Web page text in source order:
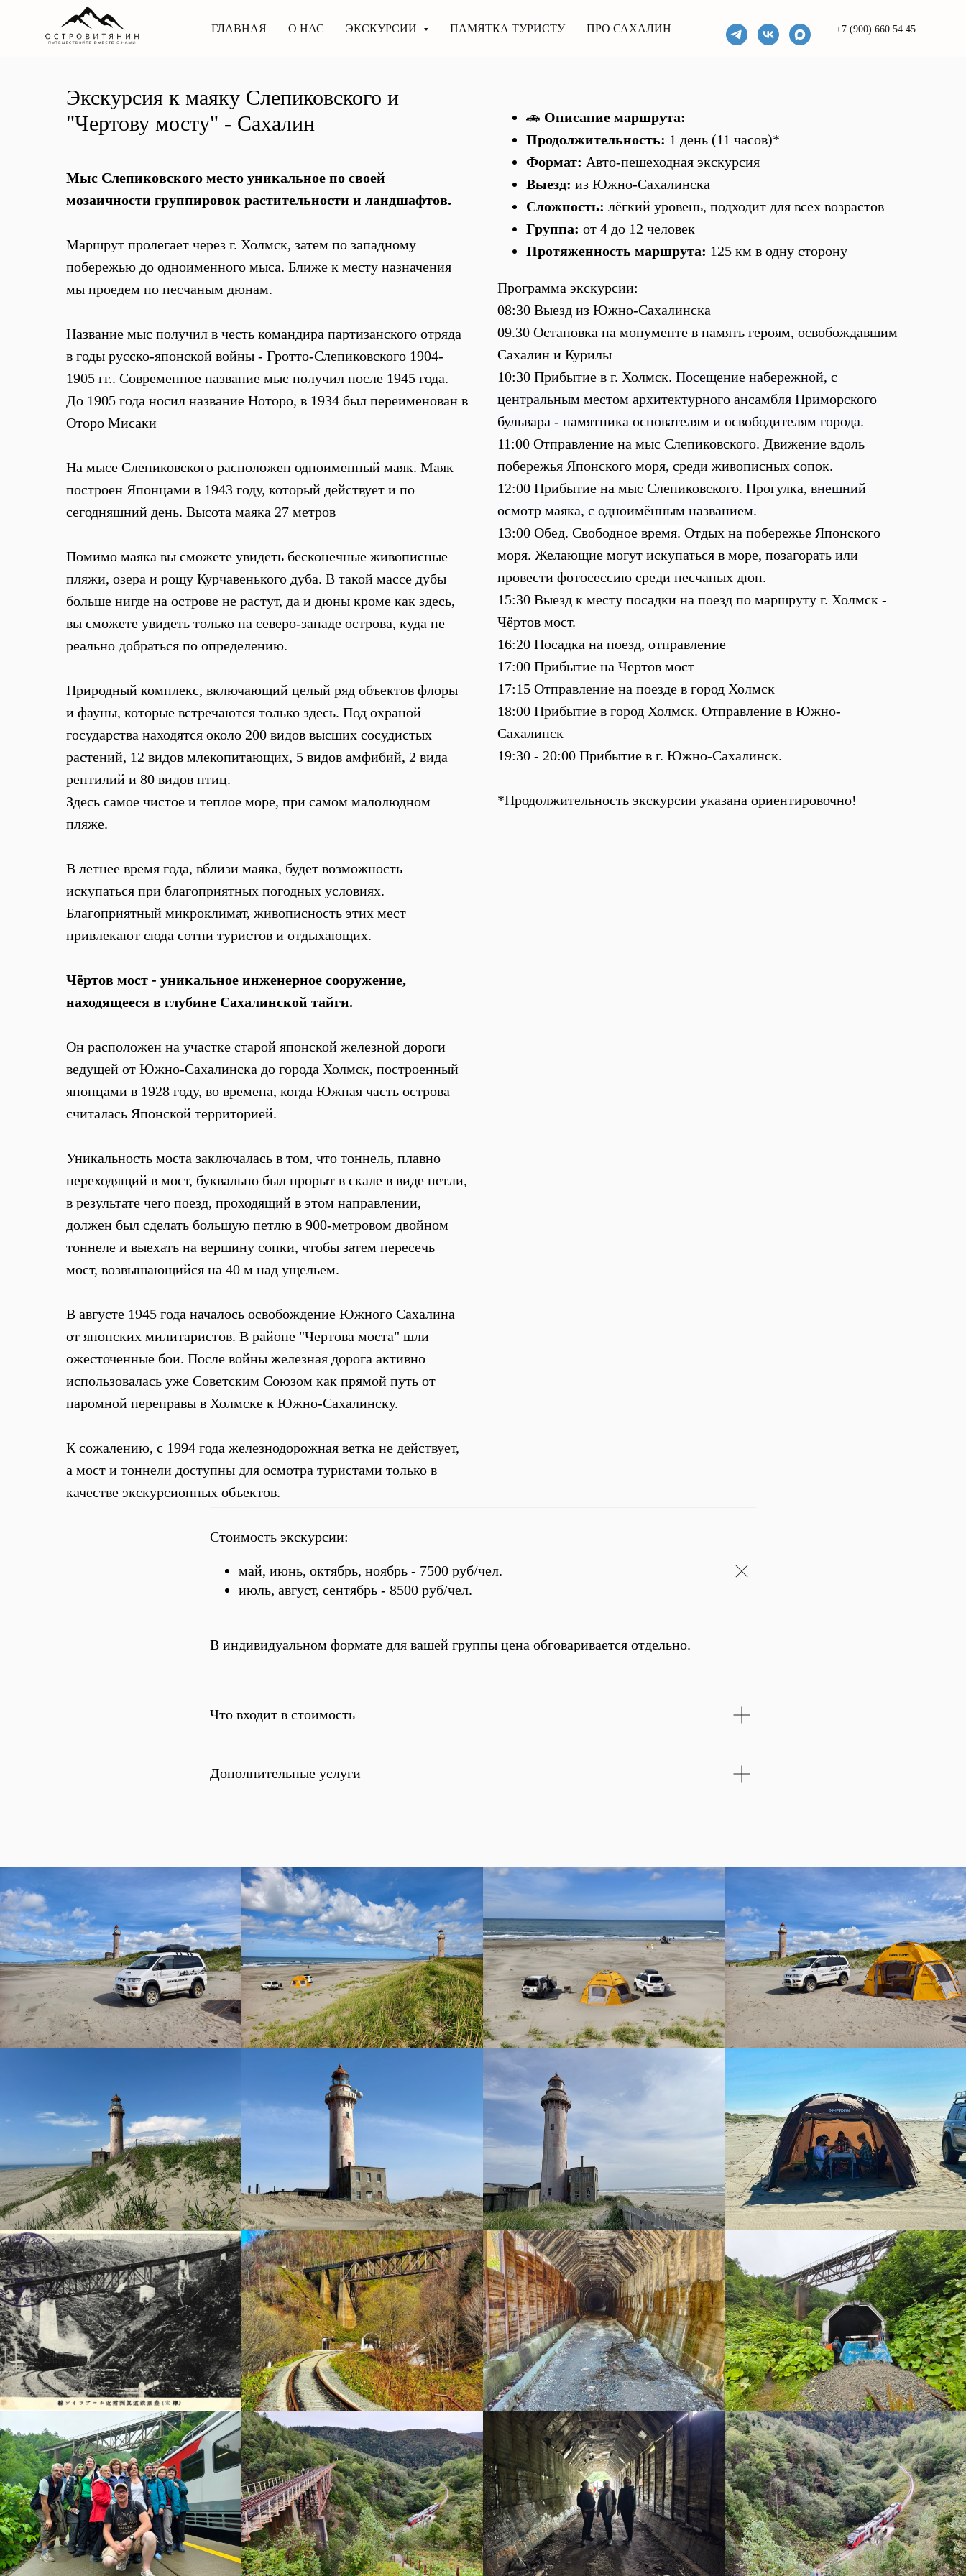
ГЛАВНАЯ О НАС ЭКСКУРСИИ ПАМЯТКА ТУРИСТУ ПРО САХАЛИН +7 (900) 660 54 45
Экскурсия к маяку Слепиковского и
"Чертову мосту" - Сахалин
Мыс Слепиковского место уникальное по своей
мозаичности группировок растительности и ландшафтов.
Маршрут пролегает через г. Холмск, затем по западному
побережью до одноименного мыса. Ближе к месту назначения
мы проедем по песчаным дюнам.
Название мыс получил в честь командира партизанского отряда
в годы русско-японской войны - Гротто-Слепиковского 1904-
1905 гг.. Современное название мыс получил после 1945 года.
До 1905 года носил название Ноторо, в 1934 был переименован в
Оторо Мисаки
На мысе Слепиковского расположен одноименный маяк. Маяк
построен Японцами в 1943 году, который действует и по
сегодняшний день. Высота маяка 27 метров
Помимо маяка вы сможете увидеть бесконечные живописные
пляжи, озера и рощу Курчавенького дуба. В такой массе дубы
больше нигде на острове не растут, да и дюны кроме как здесь,
вы сможете увидеть только на северо-западе острова, куда не
реально добраться по определению.
Природный комплекс, включающий целый ряд объектов флоры
и фауны, которые встречаются только здесь. Под охраной
государства находятся около 200 видов высших сосудистых
растений, 12 видов млекопитающих, 5 видов амфибий, 2 вида
рептилий и 80 видов птиц.
Здесь самое чистое и теплое море, при самом малолюдном
пляже.
В летнее время года, вблизи маяка, будет возможность
искупаться при благоприятных погодных условиях.
Благоприятный микроклимат, живописность этих мест
привлекают сюда сотни туристов и отдыхающих.
Чёртов мост - уникальное инженерное сооружение,
находящееся в глубине Сахалинской тайги.
Он расположен на участке старой японской железной дороги
ведущей от Южно-Сахалинска до города Холмск, построенный
японцами в 1928 году, во времена, когда Южная часть острова
считалась Японской территорией.
Уникальность моста заключалась в том, что тоннель, плавно
переходящий в мост, буквально был прорыт в скале в виде петли,
в результате чего поезд, проходящий в этом направлении,
должен был сделать большую петлю в 900-метровом двойном
тоннеле и выехать на вершину сопки, чтобы затем пересечь
мост, возвышающийся на 40 м над ущельем.
В августе 1945 года началось освобождение Южного Сахалина
от японских милитаристов. В районе "Чертова моста" шли
ожесточенные бои. После войны железная дорога активно
использовалась уже Советским Союзом как прямой путь от
паромной переправы в Холмске к Южно-Сахалинску.
К сожалению, с 1994 года железнодорожная ветка не действует,
а мост и тоннели доступны для осмотра туристами только в
качестве экскурсионных объектов.
🚗 Описание маршрута:
Продолжительность: 1 день (11 часов)*
Формат: Авто-пешеходная экскурсия
Выезд: из Южно-Сахалинска
Сложность: лёгкий уровень, подходит для всех возрастов
Группа: от 4 до 12 человек
Протяженность маршрута: 125 км в одну сторону
Программа экскурсии:
08:30 Выезд из Южно-Сахалинска
09.30 Остановка на монументе в память героям, освобождавшим
Сахалин и Курилы
10:30 Прибытие в г. Холмск. Посещение набережной, с
центральным местом архитектурного ансамбля Приморского
бульвара - памятника основателям и освободителям города.
11:00 Отправление на мыс Слепиковского. Движение вдоль
побережья Японского моря, среди живописных сопок.
12:00 Прибытие на мыс Слепиковского. Прогулка, внешний
осмотр маяка, с одноимённым названием.
13:00 Обед. Свободное время. Отдых на побережье Японского
моря. Желающие могут искупаться в море, позагорать или
провести фотосессию среди песчаных дюн.
15:30 Выезд к месту посадки на поезд по маршруту г. Холмск -
Чёртов мост.
16:20 Посадка на поезд, отправление
17:00 Прибытие на Чертов мост
17:15 Отправление на поезде в город Холмск
18:00 Прибытие в город Холмск. Отправление в Южно-
Сахалинск
19:30 - 20:00 Прибытие в г. Южно-Сахалинск.
*Продолжительность экскурсии указана ориентировочно!
Стоимость экскурсии:
май, июнь, октябрь, ноябрь - 7500 руб/чел.
июль, август, сентябрь - 8500 руб/чел.
В индивидуальном формате для вашей группы цена обговаривается отдельно.
Что входит в стоимость
Дополнительные услуги